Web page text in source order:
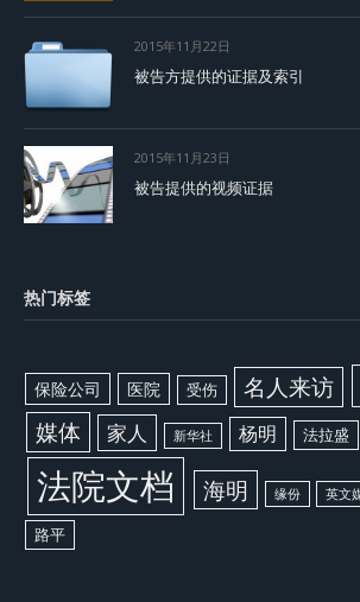
2015年11月22日
被告方提供的证据及索引
2015年11月23日
被告提供的视频证据
热门标签
保险公司 医院 受伤 名人来访
媒体 家人 新华社 杨明 法拉盛
法院文档 海明 缘份 英文
路平